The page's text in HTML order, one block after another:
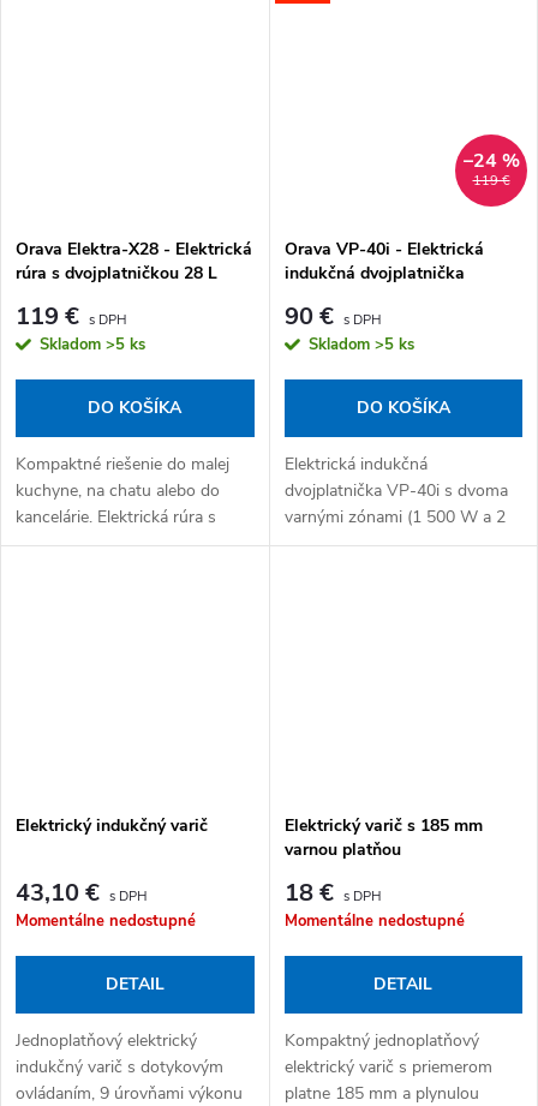
Orava Elektra-X28 - Elektrická
rúra s dvojplatničkou 28 L
119 €
Skladom >5 ks
DO KOŠÍKA
Kompaktné riešenie do malej
kuchyne, na chatu alebo do
kancelárie. Elektrická rúra s
objemom 28 l a celkovým
119 €
–24 %
Orava VP-40i - Elektrická
indukčná dvojplatnička
90 €
Skladom >5 ks
DO KOŠÍKA
Elektrická indukčná
dvojplatnička VP-40i s dvoma
varnými zónami (1 500 W a 2
000 W) a dotykovým ovládaním
Elektrický indukčný varič
43,10 €
Momentálne nedostupné
DETAIL
Jednoplatňový elektrický
indukčný varič s dotykovým
ovládaním, 9 úrovňami výkonu
Elektrický varič s 185 mm
varnou platňou
18 €
Momentálne nedostupné
DETAIL
Kompaktný jednoplatňový
elektrický varič s priemerom
platne 185 mm a plynulou